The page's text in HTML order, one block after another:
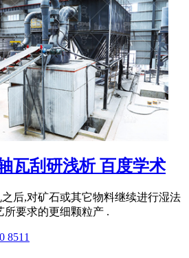
瓦刮研浅析 百度学术
后,对矿石或其它物料继续进行湿法
所要求的更细颗粒产 .
8511